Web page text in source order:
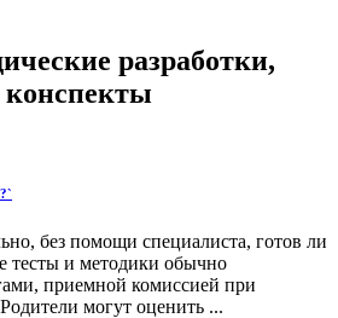
разработки,
конспекты
без помощи специалиста, готов ли
тесты и методики обычно
приемной комиссией при
могут оценить ...